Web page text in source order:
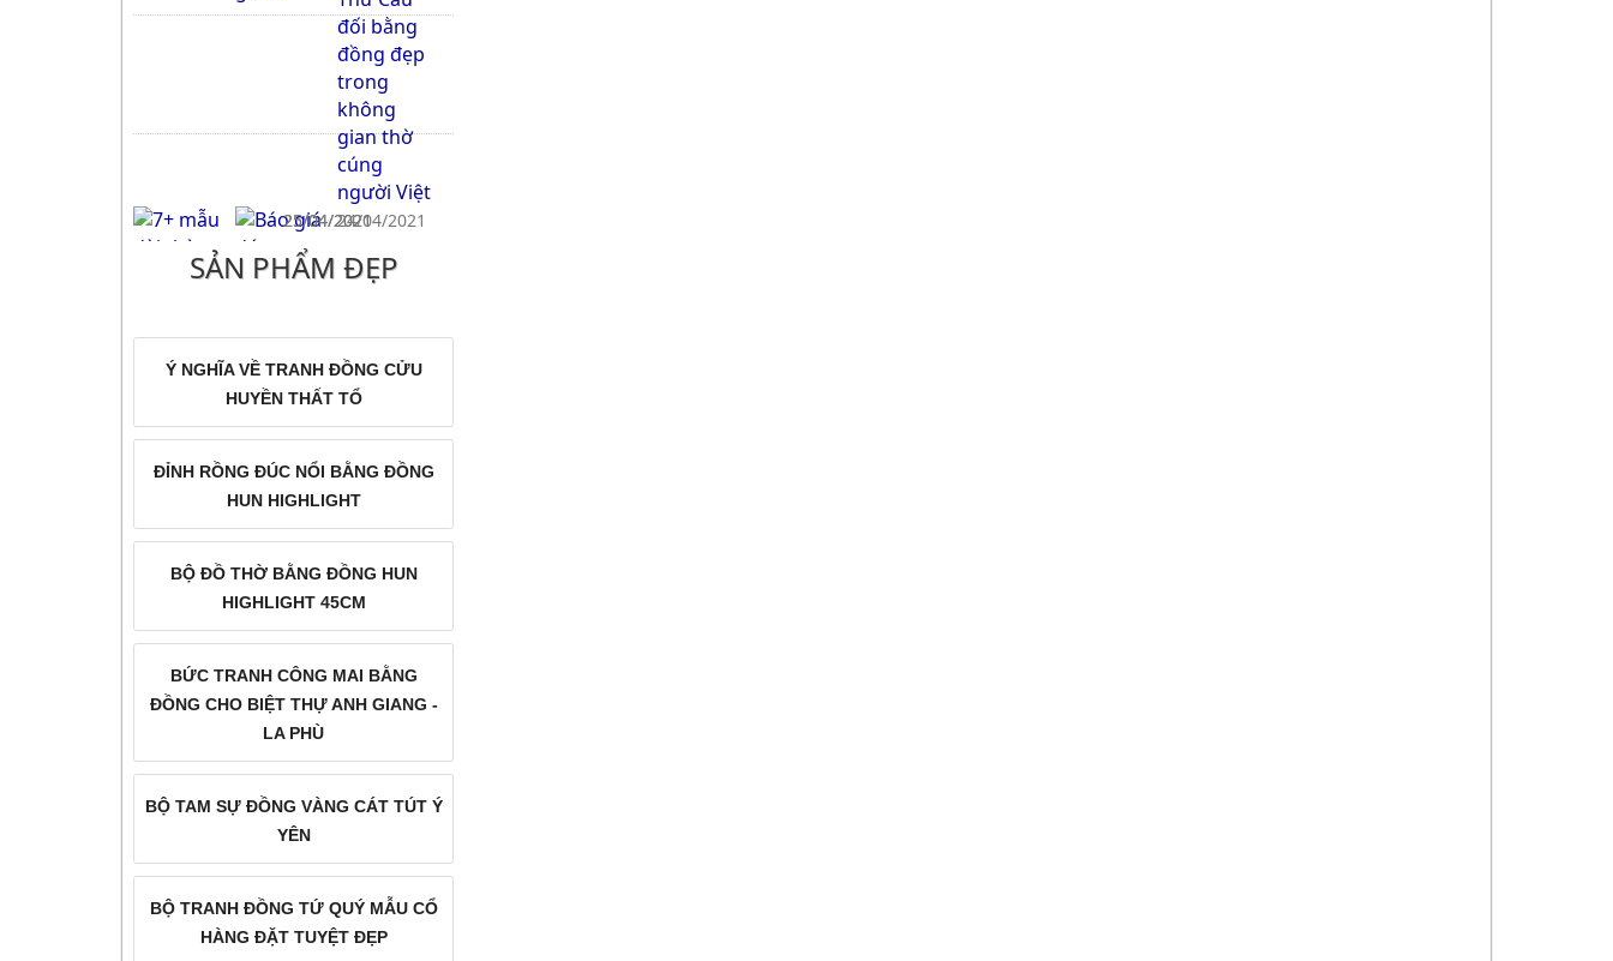
25/04/2021
7+ Mẫu Hoành Phi và Cuốn
Thư Câu đối bằng đồng đẹp
người Việt
25/04/2021
7+ mẫu đài thờ bằng đồng
đẹp giá rẻ cho bàn thờ gia
24/04/2021
Báo giá đúc
chuông đồng,
uy tín chất lượng
21/04/2021
Tổng hợp mẫu chân nến
đồng thờ cúng đẹp giá rẻ
21/04/2021
văn cổ truyền Tây Nguyên -
Chiêng đồng phong thủy
18/04/2021
Một số mẫu bộ ngũ sự bằng
đồng đẹp giá rẻ
18/04/2021
bộ tam sự bằng
đồng đẹp giá rẻ
Trống đồng – một biểu tượng
của quyền lực
SẢN PHẨM ĐẸP
Ý NGHĨA VỀ TRANH ĐỒNG CỬU
HUYỀN THẤT TỔ
ĐỈNH RỒNG ĐÚC NỔI BẰNG ĐỒNG
HUN HIGHLIGHT
BỘ ĐỒ THỜ BẰNG ĐỒNG HUN
HIGHLIGHT 45CM
BỨC TRANH CÔNG MAI BẰNG
ĐỒNG CHO BIỆT THỰ ANH GIANG -
LA PHÙ
BỘ TAM SỰ ĐỒNG VÀNG CÁT TÚT Ý
YÊN
BỘ TRANH ĐỒNG TỨ QUÝ MẪU CỔ
HÀNG ĐẶT TUYỆT ĐẸP